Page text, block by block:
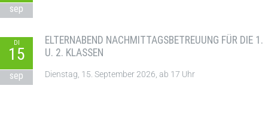
sep
DI
15
sep
ELTERNABEND NACHMITTAGSBETREUUNG FÜR DIE 1.
U. 2. KLASSEN
Dienstag, 15. September 2026, ab 17 Uhr